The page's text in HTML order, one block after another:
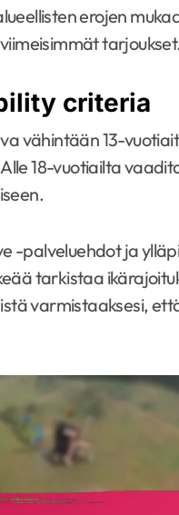
erojen
tarjoukset.
criteria
vähintään 13-
18-vuotiailta
-palveluehdot ja
tarkistaa
varmistaaksesi,